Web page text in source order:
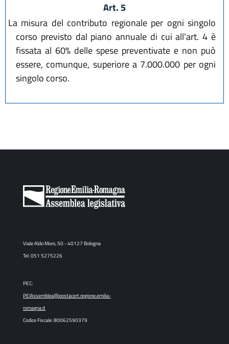
Art. 5
La misura del contributo regionale per ogni singolo
corso previsto dal piano annuale di cui all'art. 4 è
fissata al 60% delle spese preventivate e non può
essere, comunque, superiore a 7.000.000 per ogni
singolo corso.
Viale Aldo Moro, 50 - 40127 Bologna
Tel. 051 5275226
PEC:
PEIAssemblea@postacert.regione.emilia-
romagna.it
Codice Fiscale: 80062590379